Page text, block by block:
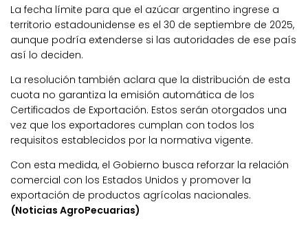
La fecha límite para que el azúcar argentino ingrese a
territorio estadounidense es el 30 de septiembre de 2025,
aunque podría extenderse si las autoridades de ese país
así lo deciden.
La resolución también aclara que la distribución de esta
cuota no garantiza la emisión automática de los
Certificados de Exportación. Estos serán otorgados una
vez que los exportadores cumplan con todos los
requisitos establecidos por la normativa vigente.
Con esta medida, el Gobierno busca reforzar la relación
comercial con los Estados Unidos y promover la
exportación de productos agrícolas nacionales.
(Noticias AgroPecuarias)